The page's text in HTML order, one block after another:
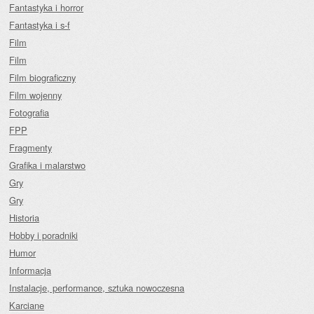
Fantastyka i horror
Fantastyka i s-f
Film
Film
Film biograficzny
Film wojenny
Fotografia
FPP
Fragmenty
Grafika i malarstwo
Gry
Gry
Historia
Hobby i poradniki
Humor
Informacja
Instalacje, performance, sztuka nowoczesna
Karciane